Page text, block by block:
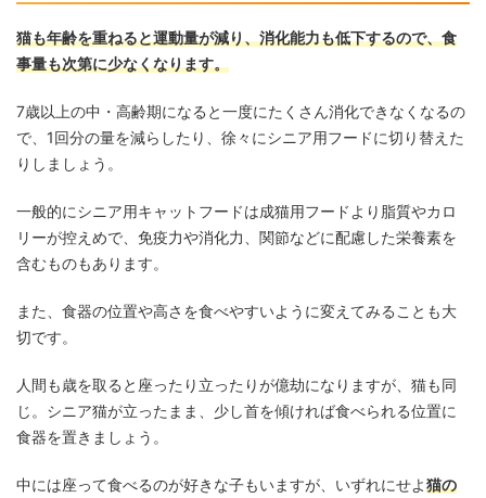
猫も年齢を重ねると運動量が減り、消化能力も低下するので、食
事量も次第に少なくなります。
7歳以上の中・高齢期になると一度にたくさん消化できなくなるの
で、1回分の量を減らしたり、徐々にシニア用フードに切り替えた
りしましょう。
一般的にシニア用キャットフードは成猫用フードより脂質やカロ
リーが控えめで、免疫力や消化力、関節などに配慮した栄養素を
含むものもあります。
また、食器の位置や高さを食べやすいように変えてみることも大
切です。
人間も歳を取ると座ったり立ったりが億劫になりますが、猫も同
じ。シニア猫が立ったまま、少し首を傾ければ食べられる位置に
食器を置きましょう。
中には座って食べるのが好きな子もいますが、いずれにせよ猫の